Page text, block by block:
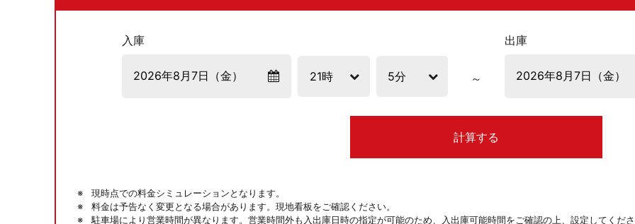
入庫 出庫
計算する
現時点での料金シミュレーションとなります。
料金は予告なく変更となる場合があります。現地看板をご確認ください。
駐車場により営業時間が異なります。営業時間外も入出庫日時の指定が可能のため、入出庫可能時間をご確認の上、設定してくだ